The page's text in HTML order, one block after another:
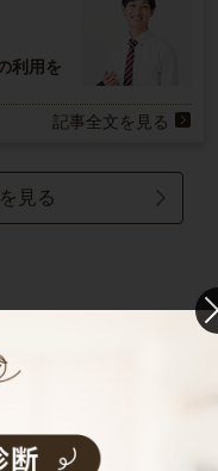
利用を
記事全文を見る
見る
ャストの声
歴41年)